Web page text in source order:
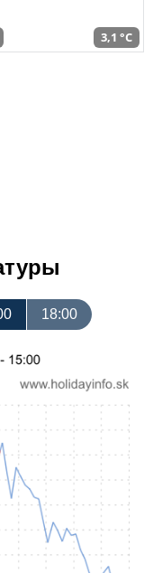
3,1 °C
18:00